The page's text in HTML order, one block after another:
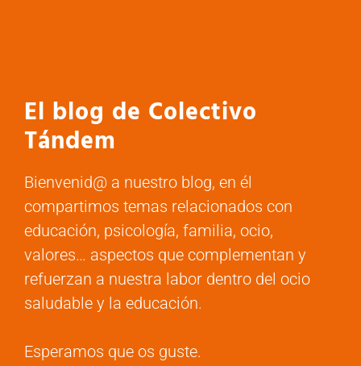
El blog de Colectivo
Tándem
Bienvenid@ a nuestro blog, en él
compartimos temas relacionados con
educación, psicología, familia, ocio,
valores… aspectos que complementan y
refuerzan a nuestra labor dentro del ocio
saludable y la educación.
Esperamos que os guste.